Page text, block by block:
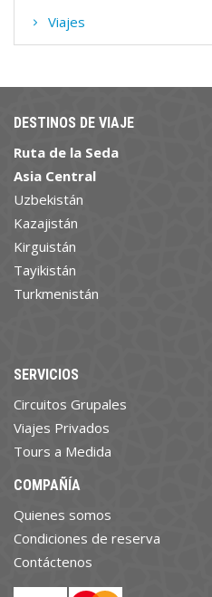
Viajes
DESTINOS DE VIAJE
Ruta de la Seda
Asia Central
Uzbekistán
Kazajistán
Kirguistán
Tayikistán
Turkmenistán
SERVICIOS
Circuitos Grupales
Viajes Privados
Tours a Medida
COMPAÑÍA
Quienes somos
Condiciones de reserva
Contáctenos